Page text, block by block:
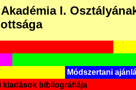
I.
Módszertani
kiadások bibliográfiája